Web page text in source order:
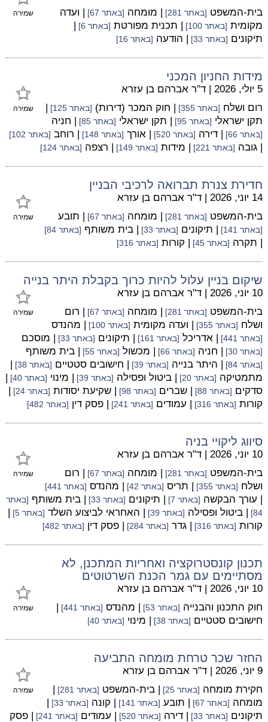
שמירה
בית-המשפט [באתר 281] | מומחה [באתר 67]
| ועדה
מקומית [באתר 100] | תכנית מפורטת [באתר 6]
|
תיקונים [באתר 33] | הודעה [באתר 16]
מידות החניון המכני
שמירה
5 יולי, 2026 | ד"ר אברהם בן עזרא
רום ושלח [באתר 355] | חוק המכר (דירות) [באתר 125]
|
תקן ישראלי [באתר 95] | תקן ישראלי [באתר 85] | חניה
[באתר 66] | דירה [באתר 520] | אורך [באתר 148] | רוחב [באתר 102]
| גובה [באתר 221] | מידות [באתר 149] | רצפה [באתר 124]
חדירת צנרת תברואה לרכיבי הבניין
שמירה
14 יוני, 2026 | ד"ר אברהם בן עזרא
בית-המשפט [באתר 281] | מומחה [באתר 67] | תובע
[באתר 141] | תיקונים [באתר 33] | בית משותף [באתר 84]
| תקרה [באתר 45] | קורות [באתר 316]
שיקום בניין עלול להיות כרוך בקבלת היתר בנייה
שמירה
10 יוני, 2026 | ד"ר אברהם בן עזרא
בית-המשפט [באתר 281] | מומחה [באתר 67]
| רום
ושלח [באתר 355] | ועדה מקומית [באתר 100] | מהנדס
[באתר 441] | אדריכל [באתר 161] | תיקונים [באתר 33] | מוסכם
[באתר 30] | חניה [באתר 66] | מכשול [באתר 55] | בית משותף
[באתר 84] | היתר בנייה [באתר 39] | חישובים סטטיים [באתר 38]
|
מתמטיקה [באתר 20] | ביטול ופסילה [באתר 39] | מינוי [באתר 40]
|
סדקים [באתר 88] | שברים [באתר 98] | שקיעת יסודות [באתר 24]
|
קורות [באתר 316] | עמודים [באתר 241] | פסק דין [באתר 482]
סיווג ליקויי בניה
שמירה
10 יוני, 2026 | ד"ר אברהם בן עזרא
בית-המשפט [באתר 281] | מומחה [באתר 67]
| רום
ושלח [באתר 355] | תריס [באתר 42] | מהנדס [באתר 441]
| עורך הבקשה [באתר 7] | תיקונים [באתר 33] | בית משותף [באתר
84]
| ביטול ופסילה [באתר 39] | האחראי לביצוע השלד [באתר 5]
|
קורות [באתר 316] | גדר [באתר 284] | פסק דין [באתר 482]
תכנון קונסטרוקציה ואחריות המתכנן, לא
מסתיימים עם גמר הכנת השרטוטים
שמירה
10 יוני, 2026 | ד"ר אברהם בן עזרא
חוק התכנון והבנייה [באתר 53] | מהנדס [באתר 441]
|
חישובים סטטיים [באתר 38] | מינוי [באתר 40]
החזר שכר טרחת מומחה התביעה
שמירה
9 יוני, 2026 | ד"ר אברהם בן עזרא
חקירת מומחה [באתר 25] | בית-המשפט [באתר 281]
|
מומחה [באתר 67] | תובע [באתר 141] | קונה [באתר 33]
|
תיקונים [באתר 33] | דירה [באתר 520] | עמודים [באתר 241]
| פסק